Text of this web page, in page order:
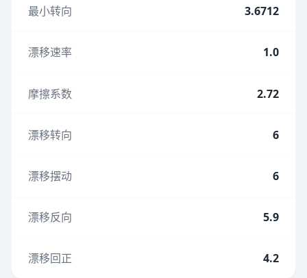
最小转向 3.6712
漂移速率 1.0
摩擦系数 2.72
漂移转向 6
漂移摆动 6
漂移反向 5.9
漂移回正 4.2